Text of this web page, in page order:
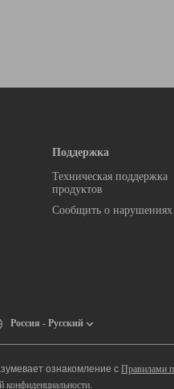
Поддержка
Техническая поддержка
продуктов
Сообщить о нарушениях
Россия - Русский
ознакомление с Правилами
конфиденциальности.